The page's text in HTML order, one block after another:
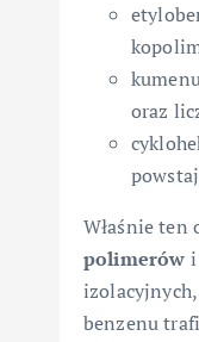
oraz
Właśnie ten
polimerów i
benzenu